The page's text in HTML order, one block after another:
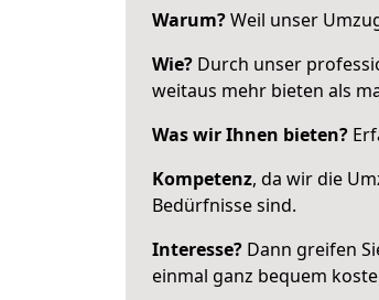
Warum?Weil unser
Wie? Durch unser
weitaus mehr bieten als
Was wir Ihnen bieten?
Kompetenz, da wir die
Bedürfnisse sind.
Interesse? Dann greifen
einmal ganz bequem